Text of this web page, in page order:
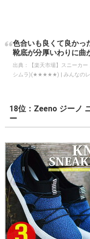
色合いも良くて良かっ
靴底が分厚いわりに曲
出典：
【楽天市場】スニーカ
シムラ)(★★★★★) | みんなのレ
18位：Zeeno ジーノ
ー